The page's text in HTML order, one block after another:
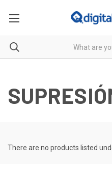
There are no products listed